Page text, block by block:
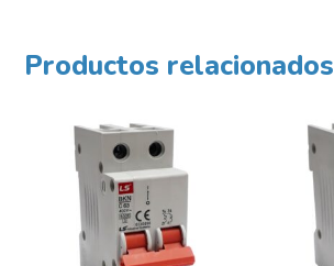
Productos relacionados